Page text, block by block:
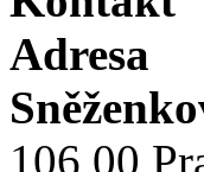
Adresa
106 00